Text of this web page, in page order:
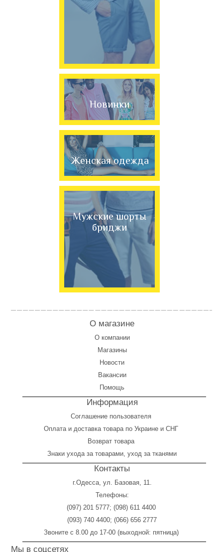
Новинки
Женская одежда
Мужские шорты
бриджи
О магазине
О компании
Магазины
Новости
Вакансии
Помощь
Информация
Соглашение пользователя
Оплата и доставка товара по Украине и СНГ
Возврат товара
Знаки ухода за товарами, уход за тканями
Контакты
г.Одесса, ул. Базовая, 11.
Телефоны:
(097) 201 5777; (098) 611 4400
(093) 740 4400; (066) 656 2777
Звоните с 8.00 до 17-00 (выходной: пятница)
Мы в соцсетях